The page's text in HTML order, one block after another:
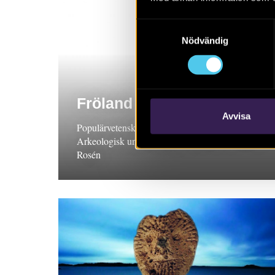
Nödvändig
Avvisa
Fröland
Populärvetenskaplig sammanfattning, 2024.
Arkeologisk undersökning, Bohuslän. Christina
Rosén